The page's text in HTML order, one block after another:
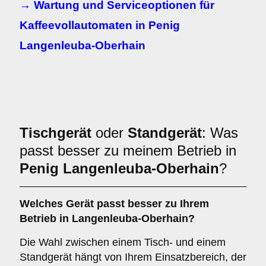
→ Wartung und Serviceoptionen für
Kaffeevollautomaten in Penig
Langenleuba-Oberhain
Tischgerät oder Standgerät: Was
passt besser zu meinem Betrieb in
Penig Langenleuba-Oberhain?
Welches Gerät passt besser zu Ihrem
Betrieb in Langenleuba-Oberhain?
Die Wahl zwischen einem Tisch- und einem
Standgerät hängt von Ihrem Einsatzbereich, der